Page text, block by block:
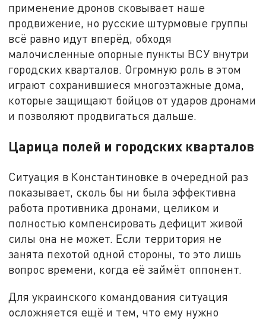
применение дронов сковывает наше
продвижение, но русские штурмовые группы
всё равно идут вперёд, обходя
малочисленные опорные пункты ВСУ внутри
городских кварталов. Огромную роль в этом
играют сохранившиеся многоэтажные дома,
которые защищают бойцов от ударов дронами
и позволяют продвигаться дальше.
Царица полей и городских кварталов
Ситуация в Константиновке в очередной раз
показывает, сколь бы ни была эффективна
работа противника дронами, целиком и
полностью компенсировать дефицит живой
силы она не может. Если территория не
занята пехотой одной стороны, то это лишь
вопрос времени, когда её займёт оппонент.
Для украинского командования ситуация
осложняется ещё и тем, что ему нужно